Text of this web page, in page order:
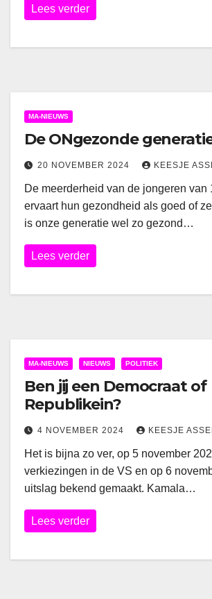
Lees verder
MA-NIEUWS
De ONgezonde
20 NOVEMBER 2024 KEESJE
De meerderheid van de jongeren van
ervaart hun gezondheid als goed of
is onze generatie wel zo gezond…
Lees verder
MA-NIEUWS NIEUWS POLITIEK
Ben jij een Democraat of
Republikein?
4 NOVEMBER 2024 KEESJE
Het is bijna zo ver, op 5 november
verkiezingen in de VS en op 6
uitslag bekend gemaakt. Kamala…
Lees verder